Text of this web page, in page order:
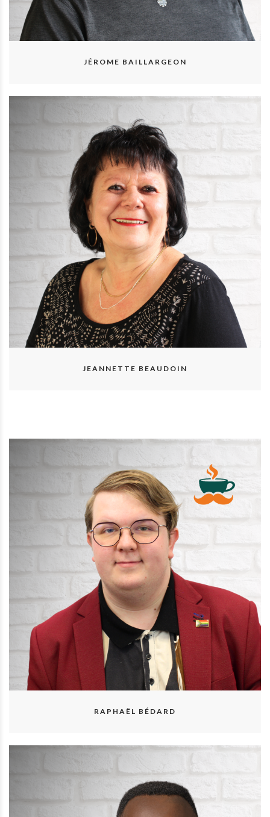
JÉROME BAILLARGEON
JEANNETTE BEAUDOIN
RAPHAËL BÉDARD